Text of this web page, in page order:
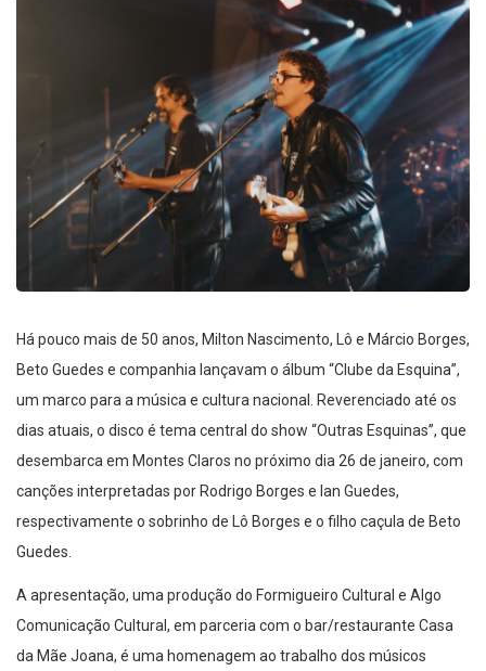
Há pouco mais de 50 anos, Milton Nascimento, Lô e Márcio Borges,
Beto Guedes e companhia lançavam o álbum “Clube da Esquina”,
um marco para a música e cultura nacional. Reverenciado até os
dias atuais, o disco é tema central do show “Outras Esquinas”, que
desembarca em Montes Claros no próximo dia 26 de janeiro, com
canções interpretadas por Rodrigo Borges e Ian Guedes,
respectivamente o sobrinho de Lô Borges e o filho caçula de Beto
Guedes.
A apresentação, uma produção do Formigueiro Cultural e Algo
Comunicação Cultural, em parceria com o bar/restaurante Casa
da Mãe Joana, é uma homenagem ao trabalho dos músicos